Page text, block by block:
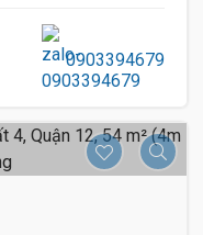
0903394679